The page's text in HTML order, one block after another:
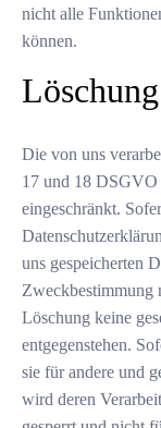
nicht alle
können.
Die von uns
17 und 18 DSGVO
eingeschränkt.
uns gespeicherten
Zweckbestimmung
Löschung keine
entgegenstehen.
sie für andere und
wird deren